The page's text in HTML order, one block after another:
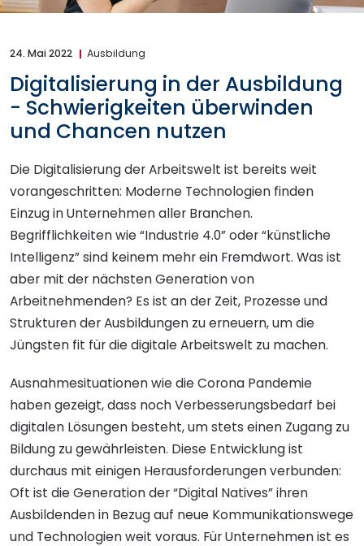
24. Mai 2022 Ausbildung
Digitalisierung in der Ausbildung
- Schwierigkeiten überwinden
und Chancen nutzen
Die Digitalisierung der Arbeitswelt ist bereits weit
vorangeschritten: Moderne Technologien finden
Einzug in Unternehmen aller Branchen.
Begrifflichkeiten wie “Industrie 4.0” oder “künstliche
Intelligenz” sind keinem mehr ein Fremdwort. Was ist
aber mit der nächsten Generation von
Arbeitnehmenden? Es ist an der Zeit, Prozesse und
Strukturen der Ausbildungen zu erneuern, um die
Jüngsten fit für die digitale Arbeitswelt zu machen.
Ausnahmesituationen wie die Corona Pandemie
haben gezeigt, dass noch Verbesserungsbedarf bei
digitalen Lösungen besteht, um stets einen Zugang zu
Bildung zu gewährleisten. Diese Entwicklung ist
durchaus mit einigen Herausforderungen verbunden:
Oft ist die Generation der “Digital Natives” ihren
Ausbildenden in Bezug auf neue Kommunikationswege
und Technologien weit voraus. Für Unternehmen ist es